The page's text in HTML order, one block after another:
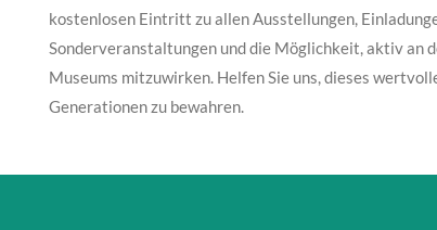
kostenlosen Eintritt zu allen Ausstellungen,
Sonderveranstaltungen und die Möglichkeit, aktiv an
Museums mitzuwirken. Helfen Sie uns, dieses
Generationen zu bewahren.